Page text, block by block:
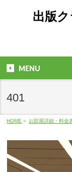
出版
MENU
401
HOME » お部屋詳細・料金